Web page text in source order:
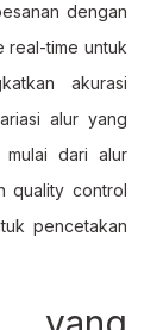
dengan
real-time untuk
akurasi
alur yang
mulai dari alur
quality control
pencetakan